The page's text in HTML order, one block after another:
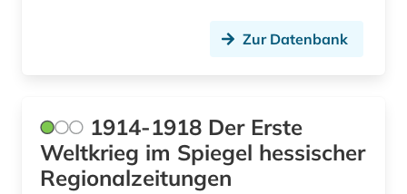
bartensleben <familie> (1)
baudenkmal (2)
bauernhof (5)
Zur Datenbank
1914-1918 Der Erste
Weltkrieg im Spiegel hessischer
Regionalzeitungen